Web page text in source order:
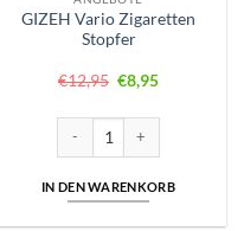
GIZEH Vario Zigaretten
Stopfer
€12,95 Ursprünglicher
Preis
€8,95Aktueller
IN DEN WARENKORB